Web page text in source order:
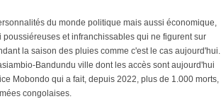
du monde politique mais aussi économique,
et infranchissables qui ne figurent sur
la saison des pluies comme c'est le cas aujourd'hui.
Bandundu ville dont les accès sont aujourd'hui
Mobondo qui a fait, depuis 2022, plus de 1.000 morts,
congolaises.